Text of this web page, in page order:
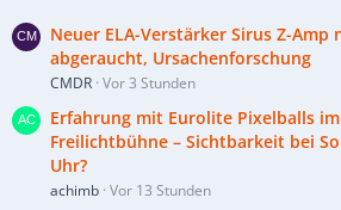
Neuer ELA-Verstärker Sirus Z-Amp
abgeraucht, Ursachenforschung
CMDR Vor 3 Stunden
Erfahrung mit Eurolite Pixelballs
Freilichtbühne – Sichtbarkeit bei
Uhr?
achimb Vor 13 Stunden